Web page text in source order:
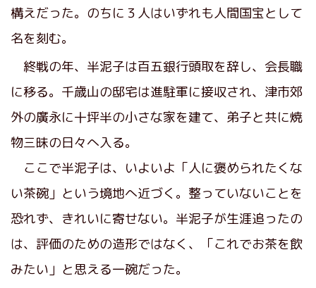
構えだった。のちに３人はいずれも人間国宝として
名を刻む。
終戦の年、半泥子は百五銀行頭取を辞し、会長職
に移る。千歳山の邸宅は進駐軍に接収され、津市郊
外の廣永に十坪半の小さな家を建て、弟子と共に焼
物三昧の日々へ入る。
ここで半泥子は、いよいよ「人に褒められたくな
い茶碗」という境地へ近づく。整っていないことを
恐れず、きれいに寄せない。半泥子が生涯追ったの
は、評価のための造形ではなく、「これでお茶を飲
みたい」と思える一碗だった。